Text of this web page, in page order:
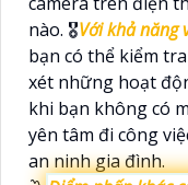
nào. 🎖️Với khả năng
bạn có thể kiểm
xét những hoạt
khi bạn không có
yên tâm đi công
an ninh gia đình.